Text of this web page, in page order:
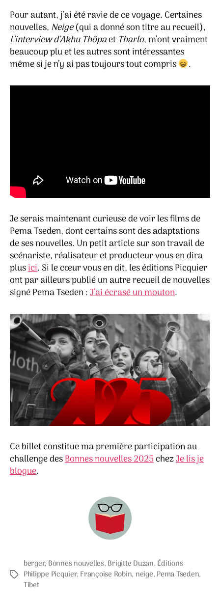
Pour autant, j’ai été ravie de ce voyage. Certaines
nouvelles, Neige(qui a donné son titre au recueil),
L’interview d’Akhu Thöpaet Tharlo, m’ont vraiment
beaucoup plu et les autres sont intéressantes
même si je n’y ai pas toujours tout compris
.
Je serais maintenant curieuse de voir les films de
Pema Tseden, dont certains sont des adaptations
de ses nouvelles. Un petit article sur son travail de
scénariste, réalisateur et producteur vous en dira
plusici. Si le cœur vous en dit, les éditions Picquier
ont par ailleurs publié un autre recueil de nouvelles
signé Pema Tseden :J’ai écrasé un mouton.
Ce billet constitue ma première participation au
challenge desBonnes nouvelles 2025chezJe lis je
blogue.
Étiquettes
berger, Bonnes nouvelles, Brigitte Duzan, Éditions
Philippe Picquier, Françoise Robin, neige, Pema Tseden,
Tibet